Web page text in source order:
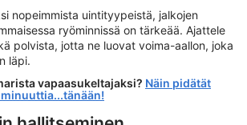
nopeimmista uintityypeistä, jalkojen
ryöminnissä on tärkeää. Ajattele
polvista, jotta ne luovat voima-aallon, joka
läpi.
vapaasukeltajaksi? Näin pidätät